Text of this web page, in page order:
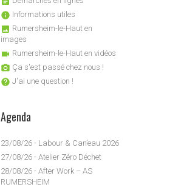
 Informations utiles
 Rumersheim-le-Haut en
images
 Rumersheim-le-Haut en vidéos
 Ça s'est passé chez nous !
 J'ai une question !
Agenda
23/08/26 - Labour & Can’eau 2026
27/08/26 - Atelier Zéro Déchet
28/08/26 - After Work – AS
RUMERSHEIM